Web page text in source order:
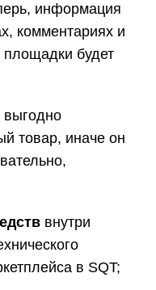
информация
комментариях и
площадки будет
выгодно
товар, иначе он
внутри
в SQT;